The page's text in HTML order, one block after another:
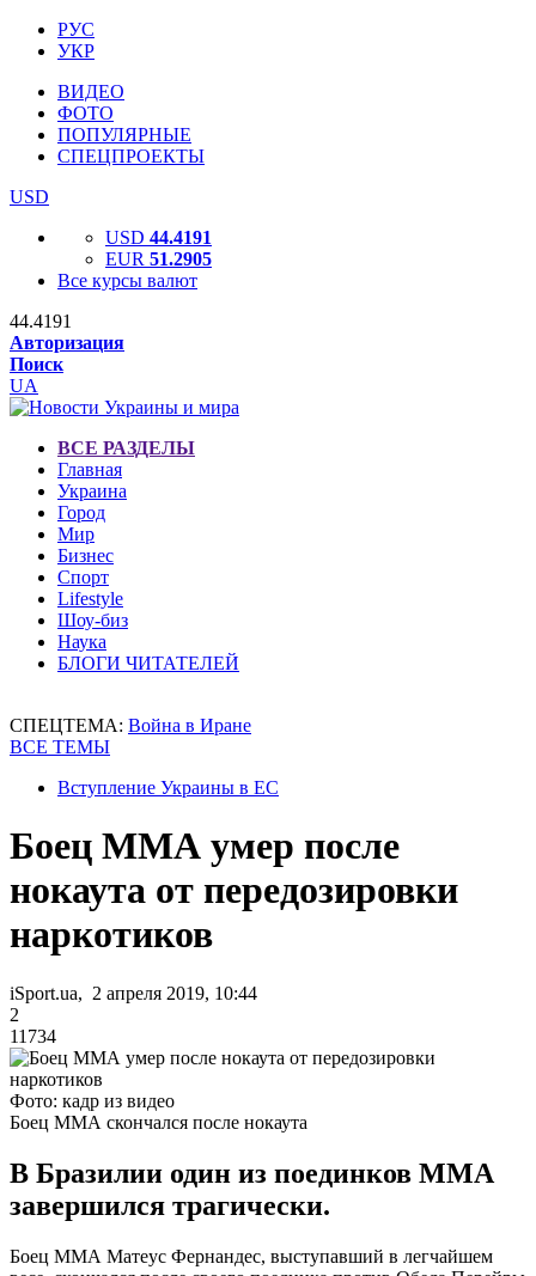
РУС
УКР
ВИДЕО
ФОТО
ПОПУЛЯРНЫЕ
СПЕЦПРОЕКТЫ
USD
USD 44.4191
EUR 51.2905
Все курсы валют
44.4191
Авторизация
Поиск
UA
ВСЕ РАЗДЕЛЫ
Главная
Украина
Город
Мир
Бизнес
Спорт
Lifestyle
Шоу-биз
Наука
БЛОГИ ЧИТАТЕЛЕЙ
СПЕЦТЕМА: Война в Иране
ВСЕ ТЕМЫ
Вступление Украины в ЕС
Боец ММА умер после
нокаута от передозировки
наркотиков
iSport.ua, 2 апреля 2019, 10:44
2
11734
Фото: кадр из видео
Боец ММА скончался после нокаута
В Бразилии один из поединков ММА
завершился трагически.
Боец ММА Матеус Фернандес, выступавший в легчайшем